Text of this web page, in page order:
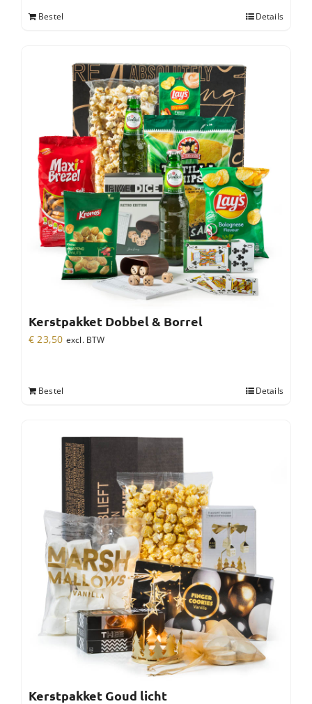
Bestel Details
Kerstpakket Dobbel & Borrel
€ 23,50 excl. BTW
Bestel Details
Kerstpakket Goud licht